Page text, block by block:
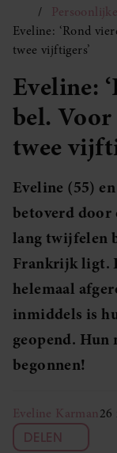
Eveline: ‘Rond
twee vijftigers’
Eveline:
bel.
twee
Eveline (55)
betoverd door
lang twijfelen
Frankrijk ligt.
helemaal
inmiddels is
geopend. Hun
begonnen!
Eveline Karman26
DELEN